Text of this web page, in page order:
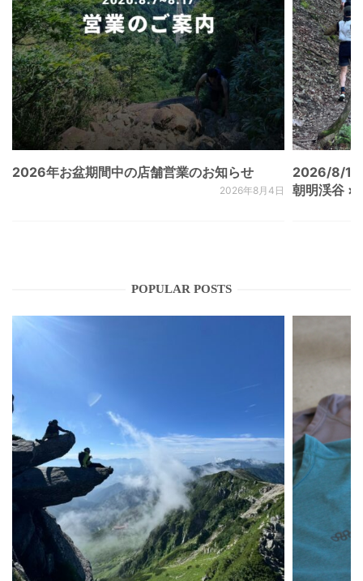
2026年お盆期間中の店舗営業のお知らせ
2026年8月4日
2026/8/
朝明渓谷 ×
POPULAR POSTS